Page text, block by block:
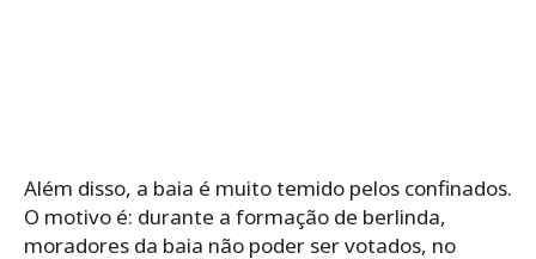
Além disso, a baia é muito temido pelos confinados.
O motivo é: durante a formação de berlinda,
moradores da baia não poder ser votados, no